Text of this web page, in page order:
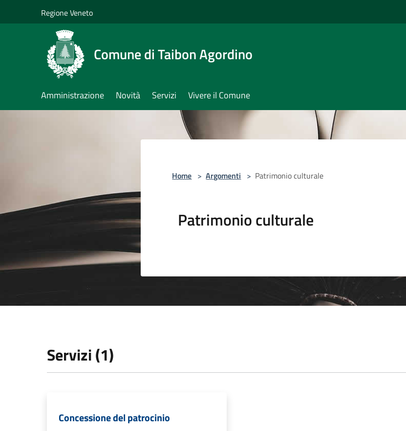
Regione Veneto
Comune di Taibon Agordino
Amministrazione Novità Servizi Vivere il Comune
Home > Argomenti > Patrimonio culturale
Patrimonio culturale
Servizi (1)
Concessione del patrocinio